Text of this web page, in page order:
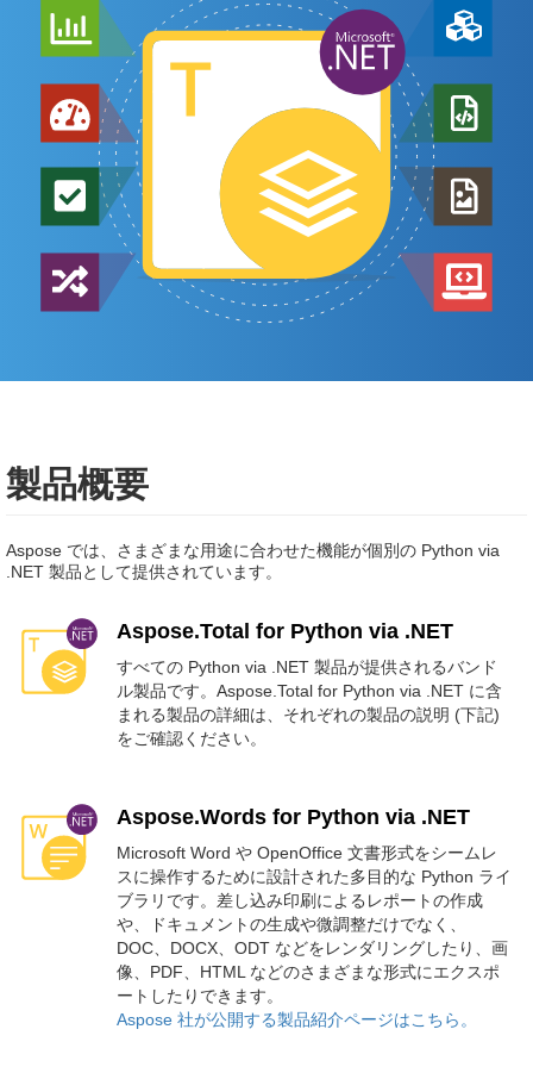
製品概要
Aspose では、さまざまな用途に合わせた機能が個別の Python via
.NET 製品として提供されています。
Aspose.Total for Python via .NET
すべての Python via .NET 製品が提供されるバンド
ル製品です。Aspose.Total for Python via .NET に含
まれる製品の詳細は、それぞれの製品の説明 (下記)
をご確認ください。
Aspose.Words for Python via .NET
Microsoft Word や OpenOffice 文書形式をシームレ
スに操作するために設計された多目的な Python ライ
ブラリです。差し込み印刷によるレポートの作成
や、ドキュメントの生成や微調整だけでなく、
DOC、DOCX、ODT などをレンダリングしたり、画
像、PDF、HTML などのさまざまな形式にエクスポ
ートしたりできます。
Aspose 社が公開する製品紹介ページはこちら。